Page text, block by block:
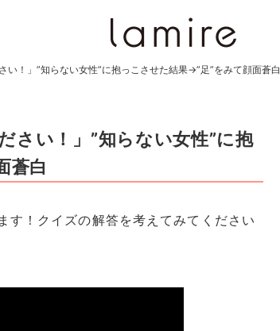
い！」”知らない女性”に抱っこさせた結果→”足”をみて顔面蒼白
さい！」”知らない女性”に抱
蒼白
す！クイズの解答を考えてみてください